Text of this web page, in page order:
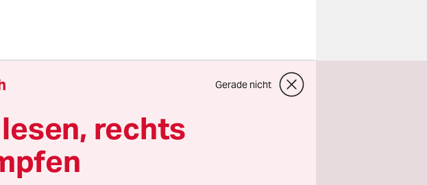
kleine Gruppen unauffällig
Unter den
von ihnen jeweils
unterbrechen,
Showroom. Doch statt
Erst als kurz darauf
Gerade nicht
rechts